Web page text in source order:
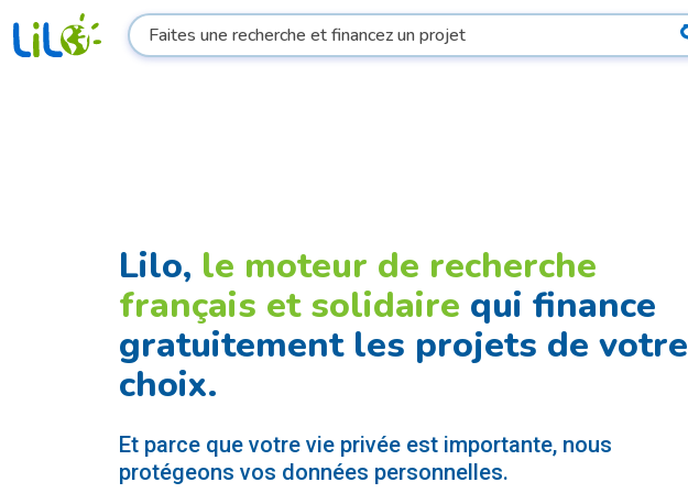
Lilo, le moteur de recherche
français et solidaire qui finance
gratuitement les projets de votre
choix.
Et parce que votre vie privée est importante, nous
protégeons vos données personnelles.